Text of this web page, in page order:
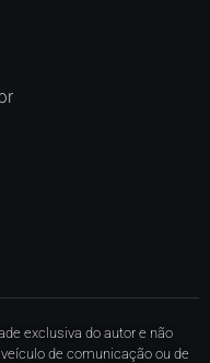
exclusiva do autor e não
de comunicação ou de